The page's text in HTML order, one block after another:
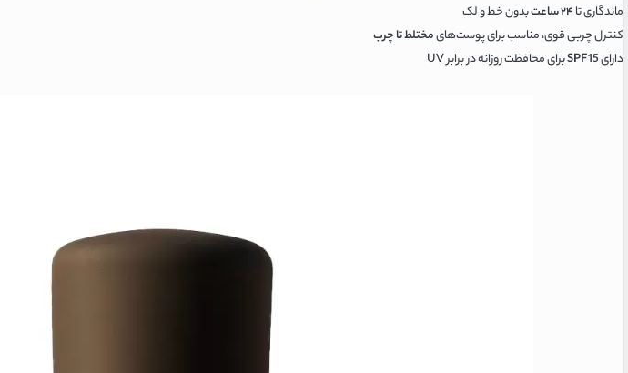
ماندگاری تا۲۴ ساعت
بدون خط و لک
کنترل چربی قوی، مناسب برای پوست‌هایمختلط تا چرب
دارایSPF 15برای محافظت روزانه در برابر UV